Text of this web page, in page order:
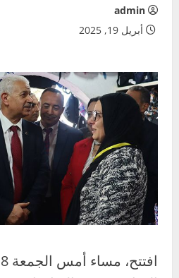
admin
أبريل 19, 2025